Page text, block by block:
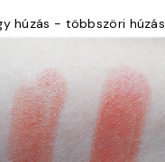
húzás - többszöri húzás